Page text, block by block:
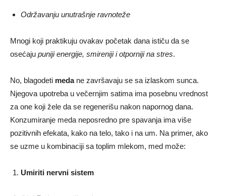
Održavanju unutrašnje ravnoteže
Mnogi koji praktikuju ovakav početak dana ističu da se
osećaju puniji energije, smireniji i otporniji na stres.
No, blagodeti medane završavaju se sa izlaskom sunca.
Njegova upotreba u večernjim satima ima posebnu vrednost
za one koji žele da se regenerišu nakon napornog dana.
Konzumiranje meda neposredno pre spavanja ima više
pozitivnih efekata, kako na telo, tako i na um. Na primer, ako
se uzme u kombinaciji sa toplim mlekom, med može:
Umiriti nervni sistem